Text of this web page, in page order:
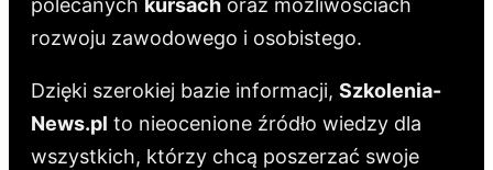
polecanych kursach oraz możliwościach
rozwoju zawodowego i osobistego.
Dzięki szerokiej bazie informacji, Szkolenia-
News.pl to nieocenione źródło wiedzy dla
wszystkich, którzy chcą poszerzać swoje